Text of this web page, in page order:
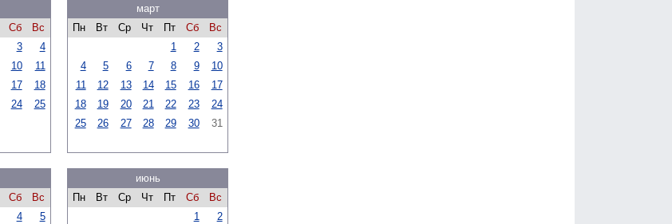
Сб
Вс
3
4
10
11
17
18
24
25
март
Пн
Вт Ср Чт Пт Сб
Вс
1
2
3
4
5 6 7 8 9
10
11
12 13 14 15 16
17
18
19 20 21 22 23
24
25
26 27 28 29 30 31
Сб
Вс
4
5
июнь
Пн
Вт Ср Чт Пт Сб
Вс
1
2